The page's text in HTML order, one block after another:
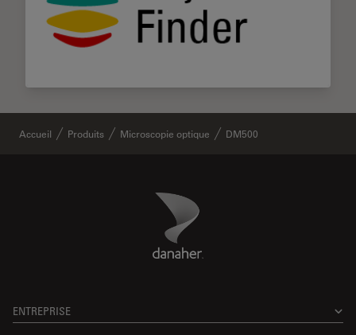
Accueil Produits Microscopie optique DM500
Danaher Logo
ENTREPRISE